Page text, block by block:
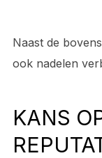
Naast de
ook nadelen
KANS